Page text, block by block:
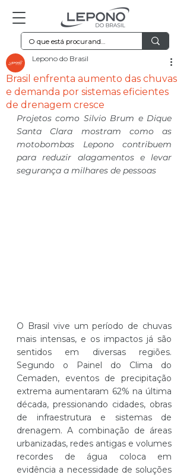
Brasil enfrenta aumento das chuvas
e demanda por sistemas eficientes
de drenagem cresce
Lepono do Brasil
Projetos como Silvio Brum e Dique
Santa Clara mostram como as
motobombas Lepono contribuem
para reduzir alagamentos e levar
segurança a milhares de pessoas
O Brasil vive um período de chuvas
mais intensas, e os impactos já são
sentidos em diversas regiões.
Segundo o Painel do Clima do
Cemaden, eventos de precipitação
extrema aumentaram 62% na última
década, pressionando cidades, obras
de infraestrutura e sistemas de
drenagem. A combinação de áreas
urbanizadas, redes antigas e volumes
recordes de água coloca em
evidência a necessidade de soluções